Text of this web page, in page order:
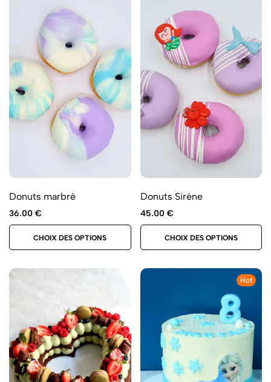
Donuts marbré
36.00 €
CHOIX DES OPTIONS
Donuts Siréne
45.00 €
CHOIX DES OPTIONS
Hot